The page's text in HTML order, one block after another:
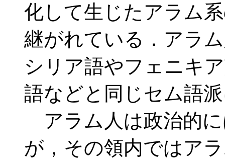
化して生じたアラム
継がれている．アラ
シリア語やフェニキ
語などと同じセム語
アラム人は政治的
が，その領内ではア